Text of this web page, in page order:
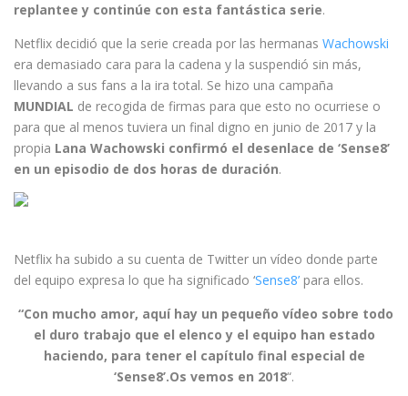
replantee y continúe con esta fantástica serie.
Netflix decidió que la serie creada por las hermanas Wachowski
era demasiado cara para la cadena y la suspendió sin más,
llevando a sus fans a la ira total. Se hizo una campaña
MUNDIAL de recogida de firmas para que esto no ocurriese o
para que al menos tuviera un final digno en junio de 2017 y la
propia Lana Wachowski confirmó el desenlace de ‘Sense8’
en un episodio de dos horas de duración.
Netflix ha subido a su cuenta de Twitter un vídeo donde parte
del equipo expresa lo que ha significado ‘Sense8’ para ellos.
“Con mucho amor, aquí hay un pequeño vídeo sobre todo
el duro trabajo que el elenco y el equipo han estado
haciendo, para tener el capítulo final especial de
‘Sense8’.Os vemos en 2018“.